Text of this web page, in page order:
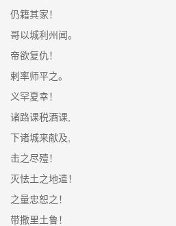
仍籍其家！
哥以城利州闻。
帝欲复仇！
剌率师平之。
义罕夏幸！
诸路课税酒课,
下诸城来献及,
击之尽殪！
灭怯土之地遣！
之量忠恕之！
带撒里土鲁！